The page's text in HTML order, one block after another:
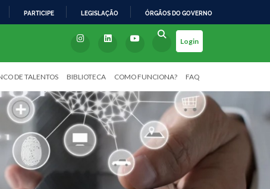
PARTICIPE LEGISLAÇÃO ÓRGÃOS DO GOVERNO
Login
DE TALENTOS BIBLIOTECA COMO FUNCIONA? FAQ